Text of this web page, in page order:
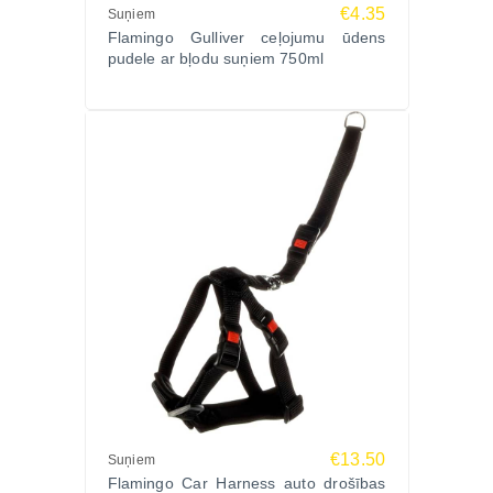
Suņiem €4.35
Flamingo Gulliver ceļojumu ūdens
pudele ar bļodu suņiem 750ml
Suņiem €13.50
Flamingo Car Harness auto drošības